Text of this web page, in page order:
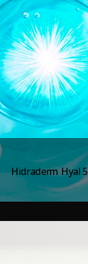
Hidraderm Hyal 5